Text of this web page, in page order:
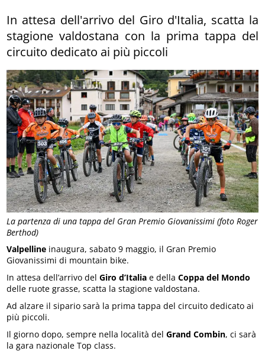
La partenza di una tappa del Gran Premio Giovanissimi (foto Roger
Berthod)
In attesa dell'arrivo del Giro d'Italia, scatta la
stagione valdostana con la prima tappa del
circuito dedicato ai più piccoli
Valpelline inaugura, sabato 9 maggio, il Gran Premio
Giovanissimi di mountain bike.
In attesa dell’arrivo delGiro d’Italia e dellaCoppa del Mondo
delle ruote grasse, scatta la stagione valdostana.
Ad alzare il sipario sarà la prima tappa del circuito dedicato ai
più piccoli.
Il giorno dopo, sempre nella località delGrand Combin, ci sarà
la gara nazionale Top class.